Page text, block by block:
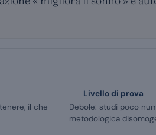
il che
Livello di prova
Debole: studi poco
metodologica